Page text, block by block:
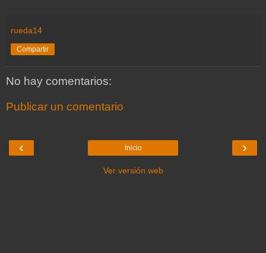
rueda14
Compartir
No hay comentarios:
Publicar un comentario
‹ ›
Inicio
Ver versión web